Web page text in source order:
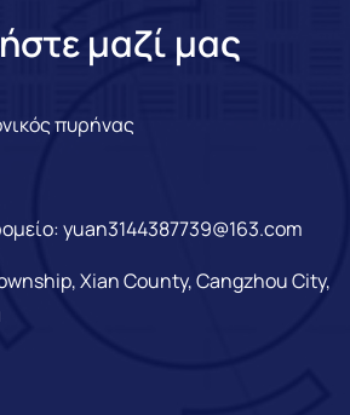
μαζί μας
πυρήνας
yuan3144387739@163.com
Xian County, Cangzhou City,